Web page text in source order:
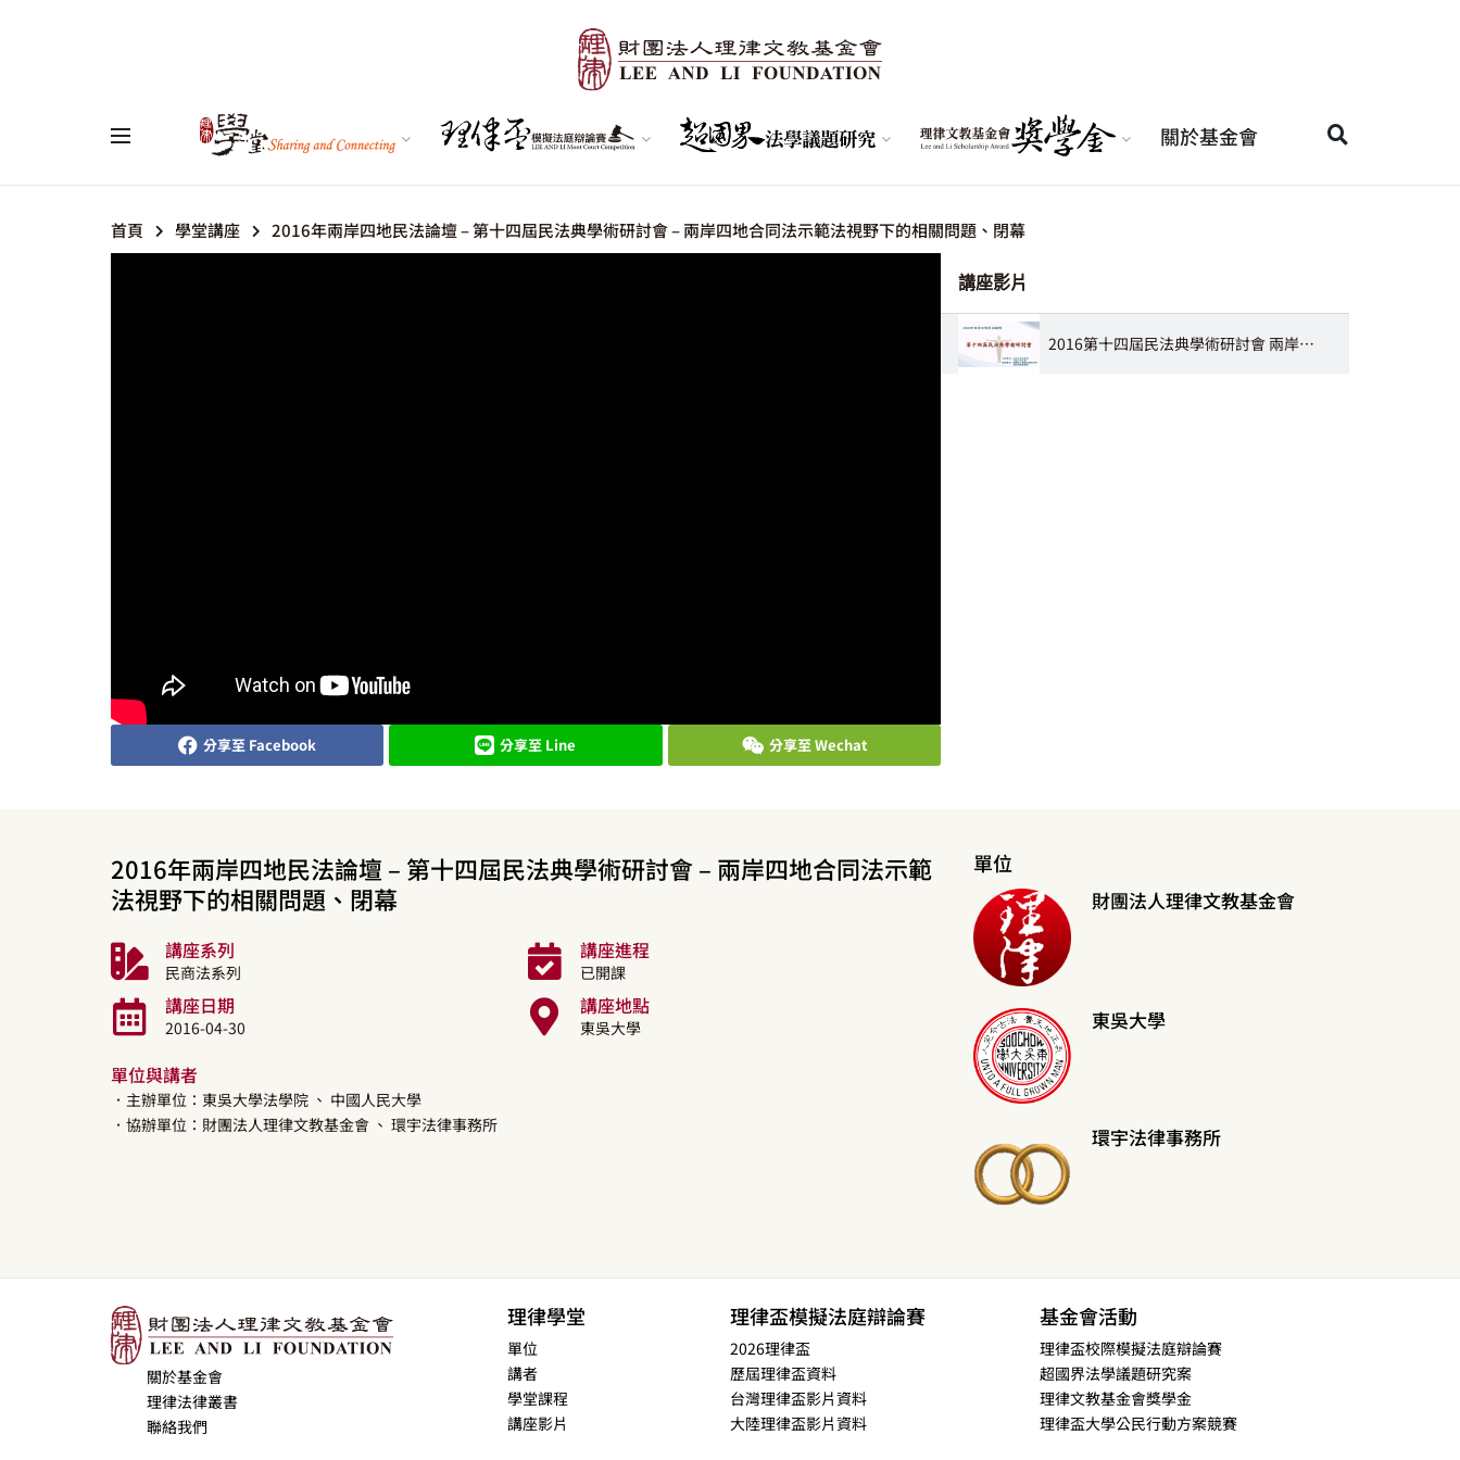
關於基金會
首頁 學堂講座 2016年兩岸四地民法論壇 – 第十四屆民法典學術研討會 – 兩岸四地合同法示範法視野下的相關問題、閉幕
講座影片
2016第十四屆民法典學術研討會 兩岸四地合同法示範法視野下的相關問題 及閉幕
分享至 Facebook 分享至 Line 分享至 Wechat
2016年兩岸四地民法論壇 – 第十四屆民法典學術研討會 – 兩岸四地合同法示範
法視野下的相關問題、閉幕
講座系列
民商法系列
講座進程
已開課
講座日期
2016-04-30
講座地點
東吳大學
單位與講者
．主辦單位：東吳大學法學院 、 中國人民大學
．協辦單位：財團法人理律文教基金會 、 環宇法律事務所
單位
財團法人理律文教基金會
東吳大學
環宇法律事務所
關於基金會
理律法律叢書
聯絡我們
理律學堂
單位
講者
學堂課程
講座影片
理律盃模擬法庭辯論賽
2026理律盃
歷屆理律盃資料
台灣理律盃影片資料
大陸理律盃影片資料
基金會活動
理律盃校際模擬法庭辯論賽
超國界法學議題研究案
理律文教基金會獎學金
理律盃大學公民行動方案競賽